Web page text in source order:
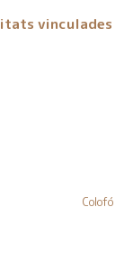
vinculades
Colofó